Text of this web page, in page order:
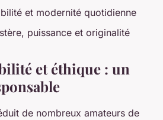
et modernité quotidienne
puissance et originalité
et éthique : un
de nombreux amateurs de